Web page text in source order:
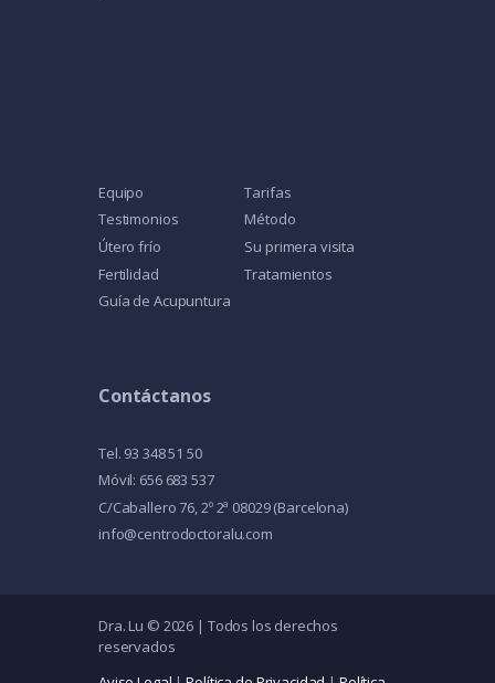
Equipo
Tarifas
Testimonios
Método
Útero frío
Su primera visita
Fertilidad
Tratamientos
Guía de Acupuntura
Contáctanos
Tel. 93 348 51 50
Móvil: 656 683 537
C/Caballero 76, 2º 2ª 08029 (Barcelona)
info@centrodoctoralu.com
Dra. Lu © 2026 | Todos los derechos
reservados